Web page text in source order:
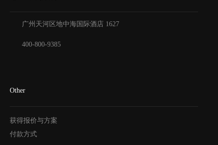
广州天河区地中海国际酒店 1627
400-800-9385
Other
获得报价与方案
付款方式